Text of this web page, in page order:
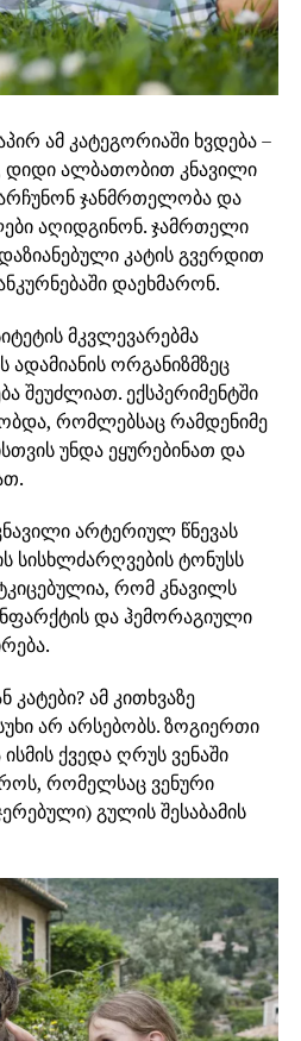
ამ კატეგორიაში ხვდება –
დიდი ალბათობით კნავილი
ჯანმრთელობა და
აღიდგინონ. ჯამრთელი
კატის გვერდით
დაეხმარონ.
მკვლევარებმა
ადამიანის ორგანიზმზეც
შეუძლიათ. ექსპერიმენტში
რომლებსაც რამდენიმე
უნდა ეყურებინათ და
არტერიულ წნევას
სისხლძარღვების ტონუსს
რომ კნავილს
და ჰემორაგიული
კატები? ამ კითხვაზე
არ არსებობს. ზოგიერთი
ქვედა ღრუს ვენაში
რომელსაც ვენური
გულის შესაბამის